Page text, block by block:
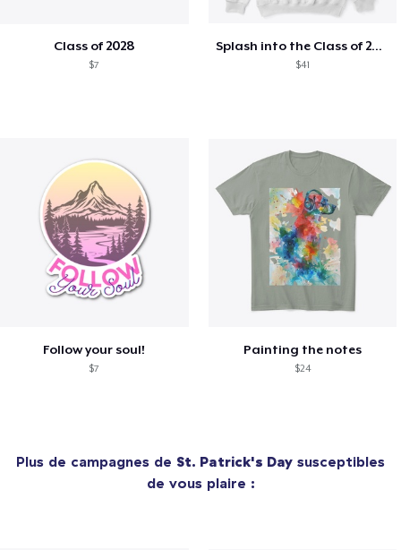
Class of 2028
$7
Splash into the Class of 2028
$41
Follow your soul!
$7
Painting the notes
$24
Plus de campagnes de St. Patrick's Day susceptibles
de vous plaire :